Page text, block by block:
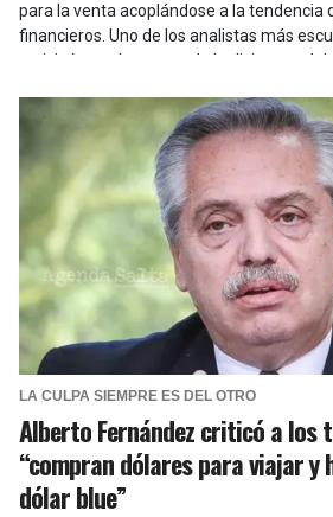
para la venta acoplándose a la tendencia
financieros. Uno de los analistas más
vaticinó una despegue de la divisa paralela.
LA CULPA SIEMPRE ES DEL OTRO
Alberto Fernández criticó a los
“compran dólares para viajar y
dólar blue”